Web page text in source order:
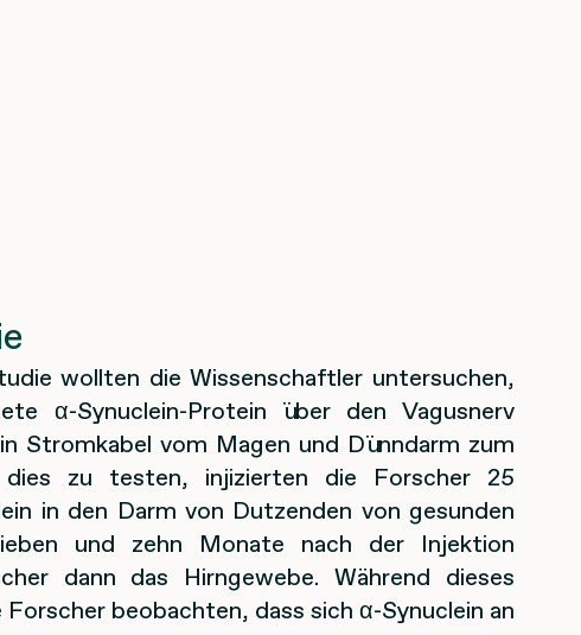
wollten die Wissenschaftler untersuchen,
α-Synuclein-Protein über den Vagusnerv
Stromkabel vom Magen und Dünndarm zum
zu testen, injizierten die Forscher 25
in den Darm von Dutzenden von gesunden
und zehn Monate nach der Injektion
dann das Hirngewebe. Während dieses
beobachten, dass sich α-Synuclein an